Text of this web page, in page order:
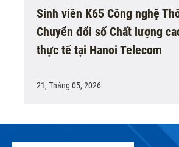
Sinh viên K65 Công nghệ
Chuyển đổi số Chất lượng
thực tế tại Hanoi Telecom
21, Tháng 05, 2026